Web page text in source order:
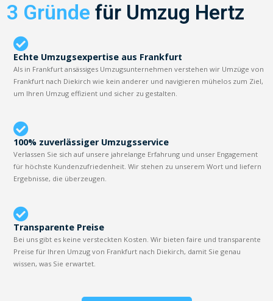
3 Gründe für Umzug Hertz
Echte Umzugsexpertise aus Frankfurt
Als in Frankfurt ansässiges Umzugsunternehmen verstehen wir Umzüge von
Frankfurt nach Diekirch wie kein anderer und navigieren mühelos zum Ziel,
um Ihren Umzug effizient und sicher zu gestalten.
100% zuverlässiger Umzugsservice
Verlassen Sie sich auf unsere jahrelange Erfahrung und unser Engagement
für höchste Kundenzufriedenheit. Wir stehen zu unserem Wort und liefern
Ergebnisse, die überzeugen.
Transparente Preise
Bei uns gibt es keine versteckten Kosten. Wir bieten faire und transparente
Preise für Ihren Umzug von Frankfurt nach Diekirch, damit Sie genau
wissen, was Sie erwartet.